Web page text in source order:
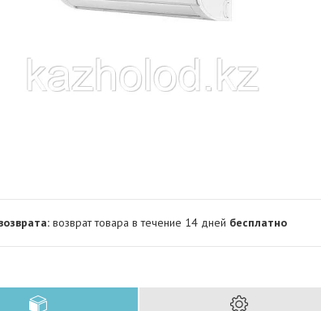
возврат товара в течение 14 дней бесплатно